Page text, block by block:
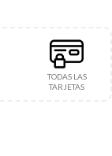
TODAS LAS
TARJETAS